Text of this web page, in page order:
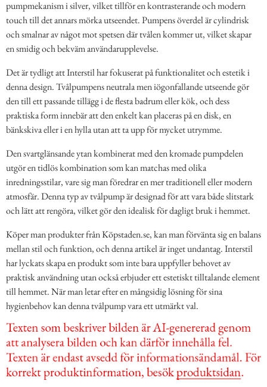
pumpmekanism i silver, vilket tillför en kontrasterande och modern
touch till det annars mörka utseendet. Pumpens överdel är cylindrisk
och smalnar av något mot spetsen där tvålen kommer ut, vilket skapar
en smidig och bekväm användarupplevelse.
Det är tydligt att Interstil har fokuserat på funktionalitet och estetik i
denna design. Tvålpumpens neutrala men iögonfallande utseende gör
den till ett passande tillägg i de flesta badrum eller kök, och dess
praktiska form innebär att den enkelt kan placeras på en disk, en
bänkskiva eller i en hylla utan att ta upp för mycket utrymme.
Den svartglänsande ytan kombinerat med den kromade pumpdelen
utgör en tidlös kombination som kan matchas med olika
inredningsstilar, vare sig man föredrar en mer traditionell eller modern
atmosfär. Denna typ av tvålpump är designad för att vara både slitstark
och lätt att rengöra, vilket gör den idealisk för dagligt bruk i hemmet.
Köper man produkter från Köpstaden.se, kan man förvänta sig en balans
mellan stil och funktion, och denna artikel är inget undantag. Interstil
har lyckats skapa en produkt som inte bara uppfyller behovet av
praktisk användning utan också erbjuder ett estetiskt tilltalande element
till hemmet. När man letar efter en mångsidig lösning för sina
hygienbehov kan denna tvålpump vara ett utmärkt val.